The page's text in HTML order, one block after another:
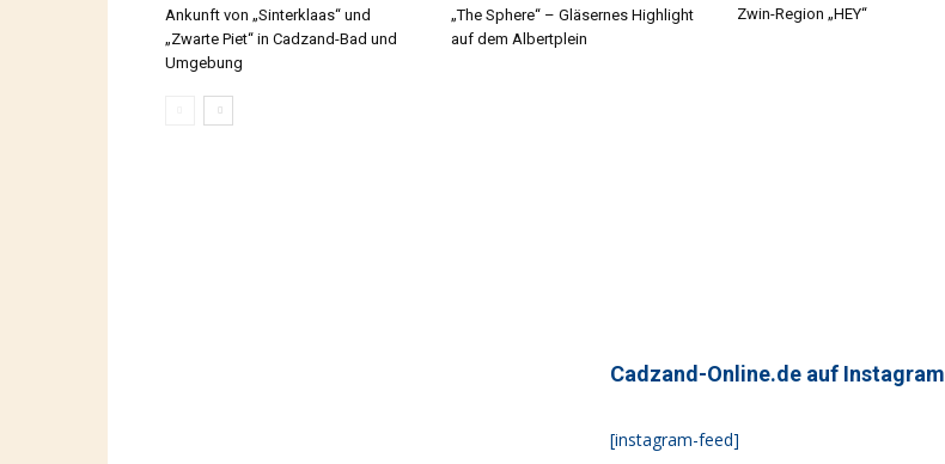
Ankunft von „Sinterklaas“ und
„Zwarte Piet“ in Cadzand-Bad und
Umgebung
„The Sphere“ – Gläsernes Highlight
auf dem Albertplein
Zwin-Region „HEY“
Cadzand-Online.de auf Instagram
[instagram-feed]